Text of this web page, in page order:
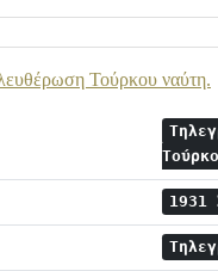
Τούρκου ναύτη.
1931